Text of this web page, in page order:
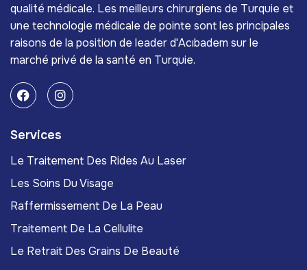
qualité médicale. Les meilleurs chirurgiens de Turquie et
une technologie médicale de pointe sont les principales
raisons de la position de leader d'Acıbadem sur le
marché privé de la santé en Turquie.
Services
Le Traitement Des Rides Au Laser
Les Soins Du Visage
Raffermissement De La Peau
Traitement De La Cellulite
Le Retrait Des Grains De Beauté